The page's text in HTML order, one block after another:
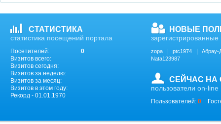
СТАТИСТИКА
статистика посещений портала
Посетителей:
0
Визитов всего:
Визитов сегодня:
Визитов за неделю:
Визитов за месяц:
Визитов в этом году:
Рекорд - 01.01.1970
НОВЫЕ
зарегистрированные
zopa ptc1974
Абрау-
Nata123987
СЕЙЧАС НА
пользователи on-line
Пользователей: 0